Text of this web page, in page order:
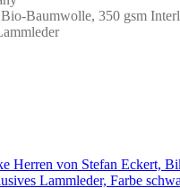
Baumwolle, 350 gsm